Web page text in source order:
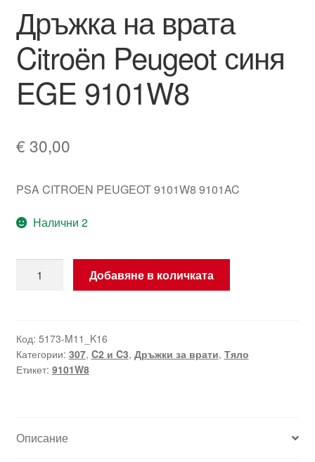
Разгледайте
Транспорт
Дръжка на врата
Citroën Peugeot синя
EGE 9101W8
€ 30,00
PSA CITROEN PEUGEOT 9101W8 9101AC
Налични 2
врата
Citroën
Peugeot
Добавяне в количката
Код: 5173-M11_K16
Категории: 307, C2 и C3, Дръжки за врати, Тяло
Етикет: 9101W8
Описание